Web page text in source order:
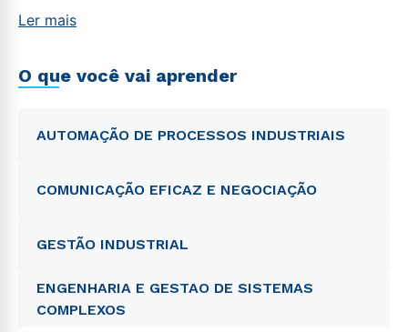
Ler mais
O que você vai aprender
AUTOMAÇÃO DE PROCESSOS INDUSTRIAIS
COMUNICAÇÃO EFICAZ E NEGOCIAÇÃO
GESTÃO INDUSTRIAL
ENGENHARIA E GESTAO DE SISTEMAS
COMPLEXOS